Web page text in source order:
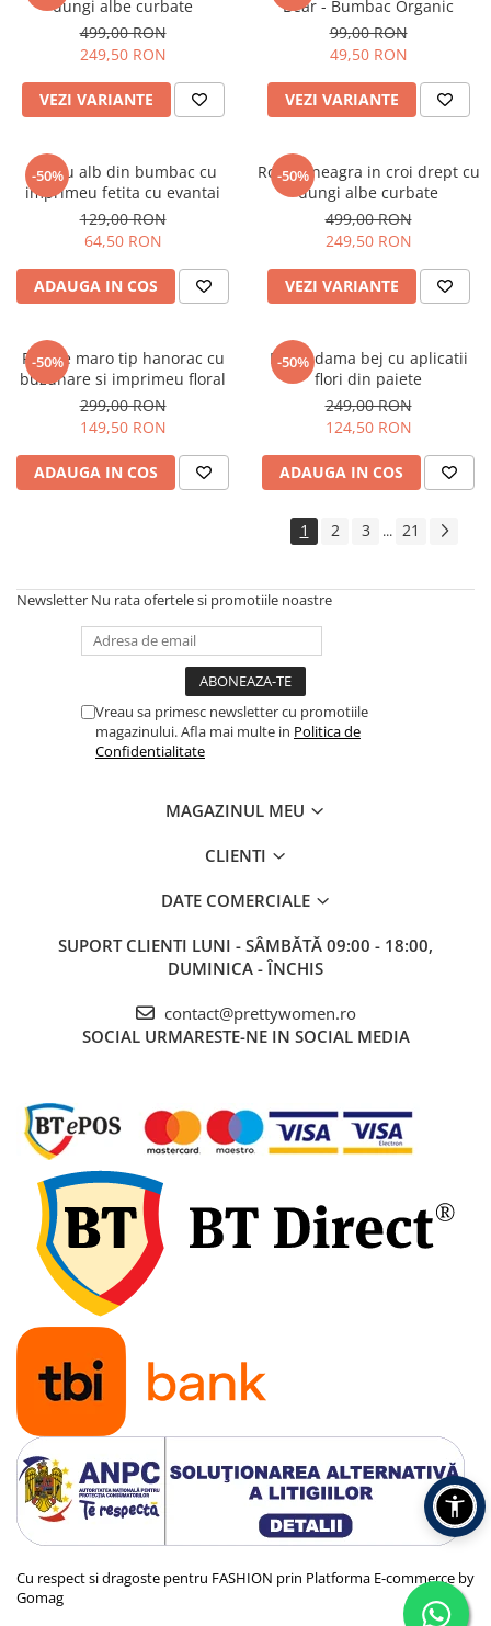
dungi albe curbate
499,00 RON
249,50 RON
VEZI VARIANTE
Bear - Bumbac Organic
99,00 RON
49,50 RON
VEZI VARIANTE
-50%
Tricou alb din bumbac cu
imprimeu fetita cu evantai
129,00 RON
64,50 RON
ADAUGA IN COS
-50%
Rochie neagra in croi drept cu
dungi albe curbate
499,00 RON
249,50 RON
VEZI VARIANTE
-50%
Rochie maro tip hanorac cu
buzunare si imprimeu floral
299,00 RON
149,50 RON
ADAUGA IN COS
-50%
Bluza dama bej cu aplicatii
flori din paiete
249,00 RON
124,50 RON
ADAUGA IN COS
1 2 3 ... 21
Newsletter Nu rata ofertele si promotiile noastre
Vreau sa primesc newsletter cu promotiile
magazinului. Afla mai multe in Politica de
Confidentialitate
MAGAZINUL MEU
CLIENTI
DATE COMERCIALE
SUPORT CLIENTI LUNI - SÂMBĂTĂ 09:00 - 18:00,
DUMINICA - ÎNCHIS
contact@prettywomen.ro
SOCIAL URMARESTE-NE IN SOCIAL MEDIA
Cu respect si dragoste pentru FASHION prin Platforma E-commerce by
Gomag